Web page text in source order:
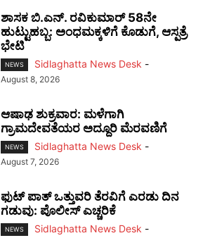
ಶಾಸಕ ಬಿ.ಎನ್. ರವಿಕುಮಾರ್ 58ನೇ
ಹುಟ್ಟುಹಬ್ಬ: ಅಂಧಮಕ್ಕಳಿಗೆ ಕೊಡುಗೆ, ಆಸ್ಪತ್ರೆ
ಭೇಟಿ
NEWS Sidlaghatta News Desk -
August 8, 2026
ಆಷಾಢ ಶುಕ್ರವಾರ: ಮಳೆಗಾಗಿ
ಗ್ರಾಮದೇವತೆಯರ ಅದ್ದೂರಿ ಮೆರವಣಿಗೆ
NEWS Sidlaghatta News Desk -
August 7, 2026
ಫುಟ್‌ ಪಾತ್ ಒತ್ತುವರಿ ತೆರವಿಗೆ ಎರಡು ದಿನ
ಗಡುವು: ಪೊಲೀಸ್ ಎಚ್ಚರಿಕೆ
NEWS Sidlaghatta News Desk -